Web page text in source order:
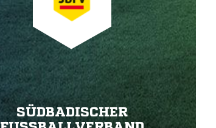
SÜDBADISCHER